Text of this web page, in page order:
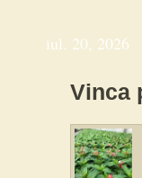
iul. 20, 2026
Vinca